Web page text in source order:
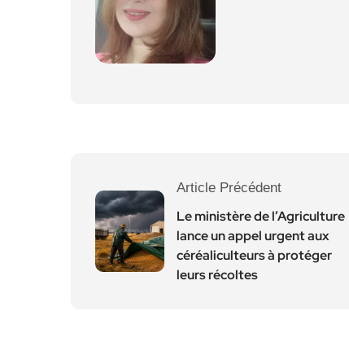
Article Précédent
Le ministère de l’Agriculture
lance un appel urgent aux
céréaliculteurs à protéger
leurs récoltes